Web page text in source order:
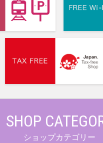
SHOP
ショップカテゴリー